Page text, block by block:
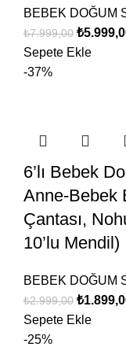
BEBEK DOĞUM
₺7.999,00 ₺
Sepete Ekle
-37%
6’lı Bebek
Anne-Bebek
Çantası,
10’lu Mendil)
BEBEK DOĞUM
₺2.999,00 ₺
Sepete Ekle
-25%